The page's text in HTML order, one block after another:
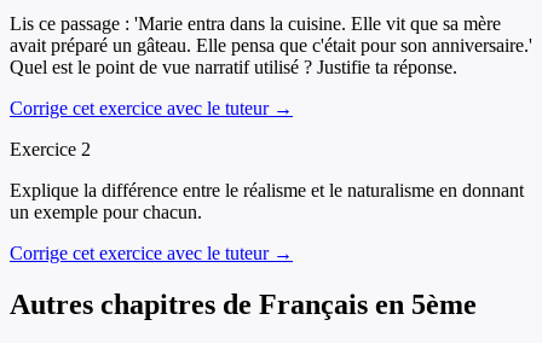
Lis ce passage : 'Marie entra dans la cuisine. Elle vit que sa mère
avait préparé un gâteau. Elle pensa que c'était pour son anniversaire.'
Quel est le point de vue narratif utilisé ? Justifie ta réponse.
Corrige cet exercice avec le tuteur →
Exercice 2
Explique la différence entre le réalisme et le naturalisme en donnant
un exemple pour chacun.
Corrige cet exercice avec le tuteur →
Autres chapitres de Français en 5ème